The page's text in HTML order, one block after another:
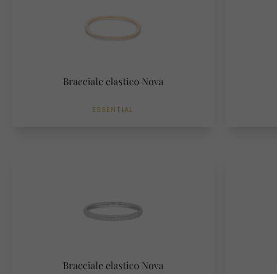
Bracciale elastico Nova
ESSENTIAL
Bracciale elastico Nova